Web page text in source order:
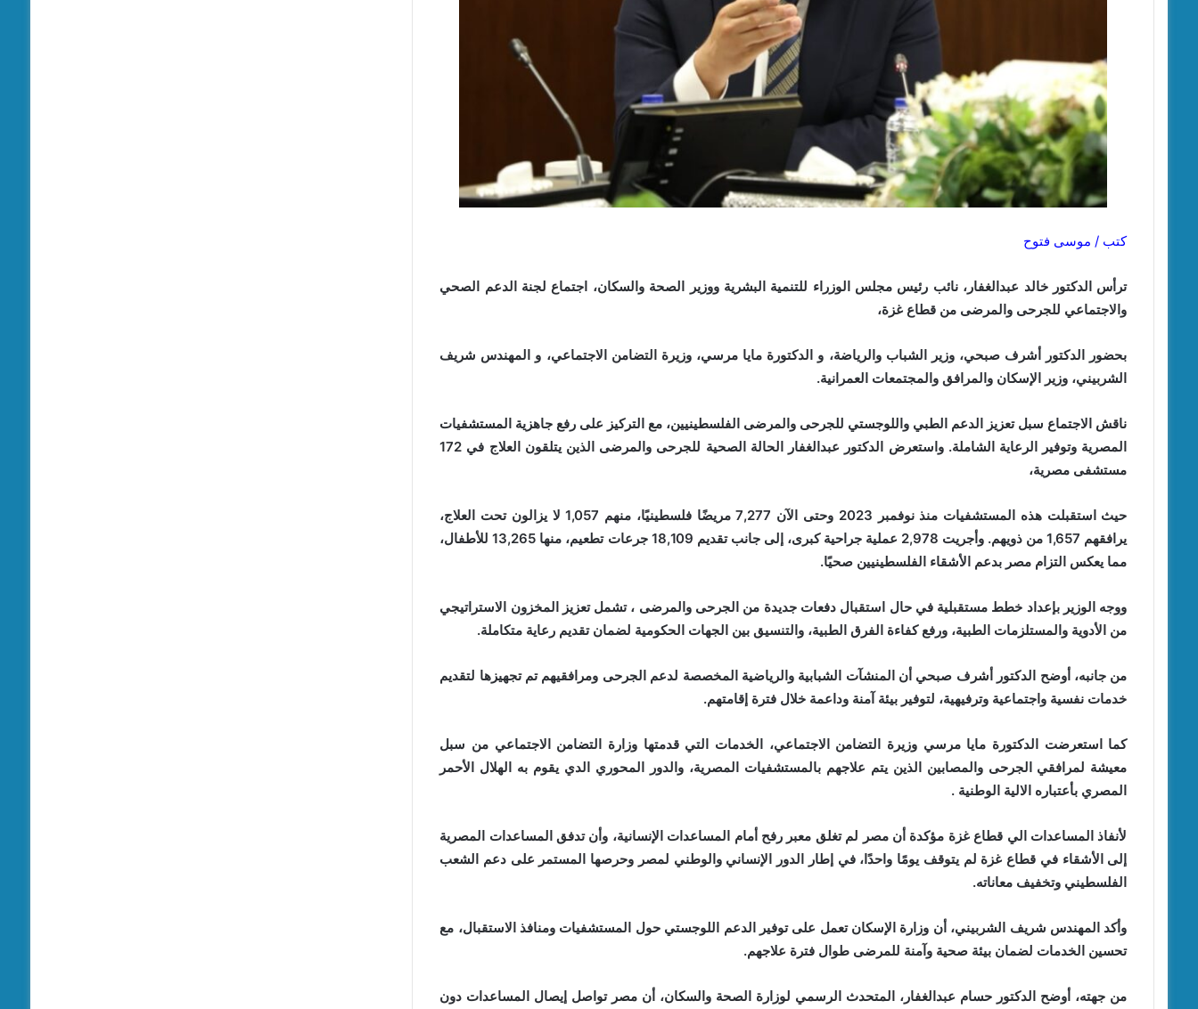
كتب / موسى فتوح
ترأس الدكتور خالد عبدالغفار، نائب رئيس مجلس الوزراء للتنمية البشرية ووزير الصحة والسكان، اجتماع لجنة الدعم الصحي
والاجتماعي للجرحى والمرضى من قطاع غزة،
بحضور الدكتور أشرف صبحي، وزير الشباب والرياضة، و الدكتورة مايا مرسي، وزيرة التضامن الاجتماعي، و المهندس شريف
الشربيني، وزير الإسكان والمرافق والمجتمعات العمرانية.
‎ناقش الاجتماع سبل تعزيز الدعم الطبي واللوجستي للجرحى والمرضى الفلسطينيين، مع التركيز على رفع جاهزية المستشفيات
المصرية وتوفير الرعاية الشاملة. واستعرض الدكتور عبدالغفار الحالة الصحية للجرحى والمرضى الذين يتلقون العلاج في 172
مستشفى مصرية،
حيث استقبلت هذه المستشفيات منذ نوفمبر 2023 وحتى الآن 7,277 مريضًا فلسطينيًا، منهم 1,057 لا يزالون تحت العلاج،
يرافقهم 1,657 من ذويهم. وأجريت 2,978 عملية جراحية كبرى، إلى جانب تقديم 18,109 جرعات تطعيم، منها 13,265 للأطفال،
مما يعكس التزام مصر بدعم الأشقاء الفلسطينيين صحيًا.
‎ووجه الوزير بإعداد خطط مستقبلية في حال استقبال دفعات جديدة من الجرحى والمرضى ، تشمل تعزيز المخزون الاستراتيجي
من الأدوية والمستلزمات الطبية، ورفع كفاءة الفرق الطبية، والتنسيق بين الجهات الحكومية لضمان تقديم رعاية متكاملة.
‎من جانبه، أوضح الدكتور أشرف صبحي أن المنشآت الشبابية والرياضية المخصصة لدعم الجرحى ومرافقيهم تم تجهيزها لتقديم
خدمات نفسية واجتماعية وترفيهية، لتوفير بيئة آمنة وداعمة خلال فترة إقامتهم.
‎كما استعرضت الدكتورة مايا مرسي وزيرة التضامن الاجتماعي، الخدمات التي قدمتها وزارة التضامن الاجتماعي من سبل
معيشة لمرافقي الجرحى والمصابين الذين يتم علاجهم بالمستشفيات المصرية، والدور المحوري الدي يقوم به الهلال الأحمر
المصري بأعتباره الالية الوطنية .
لأنفاذ المساعدات الي قطاع غزة مؤكدة أن مصر لم تغلق معبر رفح أمام المساعدات الإنسانية، وأن تدفق المساعدات المصرية
إلى الأشقاء في قطاع غزة لم يتوقف يومًا واحدًا، في إطار الدور الإنساني والوطني لمصر وحرصها المستمر على دعم الشعب
الفلسطيني وتخفيف معاناته.
‎وأكد المهندس شريف الشربيني، أن وزارة الإسكان تعمل على توفير الدعم اللوجستي حول المستشفيات ومنافذ الاستقبال، مع
تحسين الخدمات لضمان بيئة صحية وآمنة للمرضى طوال فترة علاجهم.
‎من جهته، أوضح الدكتور حسام عبدالغفار، المتحدث الرسمي لوزارة الصحة والسكان، أن مصر تواصل إيصال المساعدات دون